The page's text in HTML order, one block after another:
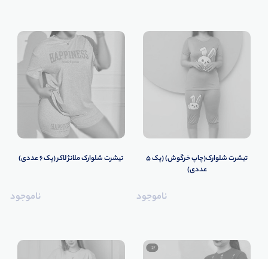
تیشرت شلوارک(چاپ خرگوش) (پک 5
عددی)
ناموجود
تیشرت شلوارک ملانژ لاکر (پک 6 عددی)
ناموجود